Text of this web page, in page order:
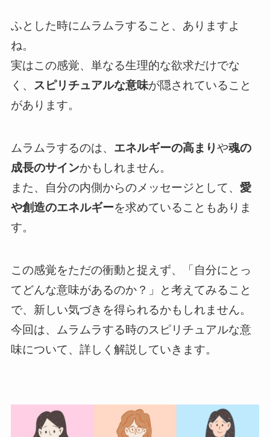
ふとした時にムラムラすること、ありますよ
ね。
実はこの感覚、単なる生理的な欲求だけでな
く、 スピリチュアルな意味が隠されていること
があります。
ムラムラするのは、 エネルギーの高まりや魂の
成長のサインかもしれません。
また、自分の内側からのメッセージとして、 愛
や創造のエネルギーを求めていることもありま
す。
この感覚をただの衝動と捉えず、「自分にとっ
てどんな意味があるのか？」と考えてみること
で、新しい気づきを得られるかもしれません。
今回は、ムラムラする時のスピリチュアルな意
味について、詳しく解説していきます。